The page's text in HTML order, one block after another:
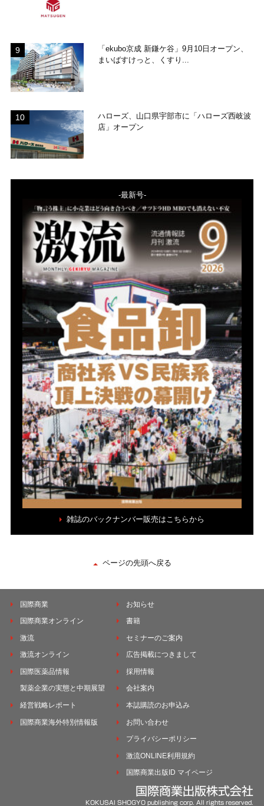
「ekubo京成 新鎌ケ谷」9月10日オープン、
まいばすけっと、くすり...
ハローズ、山口県宇部市に「ハローズ西岐波
店」オープン
-最新号-
雑誌のバックナンバー販売はこちらから
ページの先頭へ戻る
国際商業
国際商業オンライン
激流
激流オンライン
国際医薬品情報
製薬企業の実態と中期展望
経営戦略レポート
国際商業海外特別情報版
お知らせ
書籍
セミナーのご案内
広告掲載につきまして
採用情報
会社案内
本誌購読のお申込み
お問い合わせ
プライバシーポリシー
激流ONLINE利用規約
国際商業出版ID マイページ